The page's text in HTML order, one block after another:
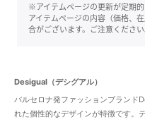
※アイテムページの更新が定期
アイテムページの内容（価格、
合がございます。ご注意ください
Desigual（デシグアル）
バルセロナ発ファッションブランド
れた個性的なデザインが特徴です。